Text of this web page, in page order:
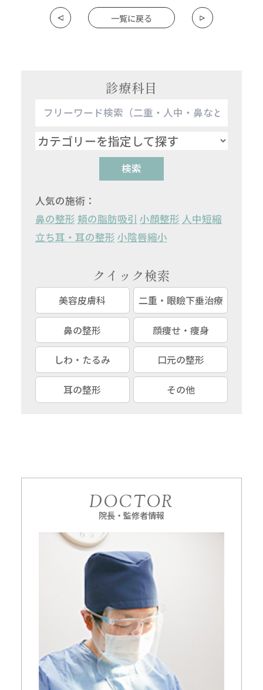
一覧に戻る
診療科目
検索
人気の施術：
鼻の整形 頬の脂肪吸引 小顔整形 人中短縮
立ち耳・耳の整形 小陰唇縮小
クイック検索
美容皮膚科 二重・眼瞼下垂治療
鼻の整形 顔痩せ・痩身
しわ・たるみ 口元の整形
耳の整形 その他
DOCTOR
院長・監修者情報